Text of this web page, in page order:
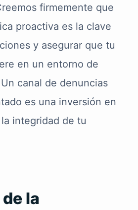
firmemente que
proactiva es la clave
y asegurar que tu
en un entorno de
canal de denuncias
es una inversión en
integridad de tu
la